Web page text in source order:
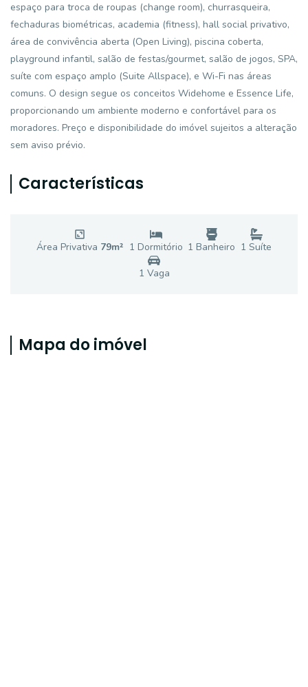
espaço para troca de roupas (change room), churrasqueira,
fechaduras biométricas, academia (fitness), hall social privativo,
área de convivência aberta (Open Living), piscina coberta,
playground infantil, salão de festas/gourmet, salão de jogos, SPA,
suíte com espaço amplo (Suite Allspace), e Wi-Fi nas áreas
comuns. O design segue os conceitos Widehome e Essence Life,
proporcionando um ambiente moderno e confortável para os
moradores. Preço e disponibilidade do imóvel sujeitos a alteração
sem aviso prévio.
Características
Área Privativa 79m² 1 Dormitório 1 Banheiro 1 Suíte
1 Vaga
Mapa do imóvel